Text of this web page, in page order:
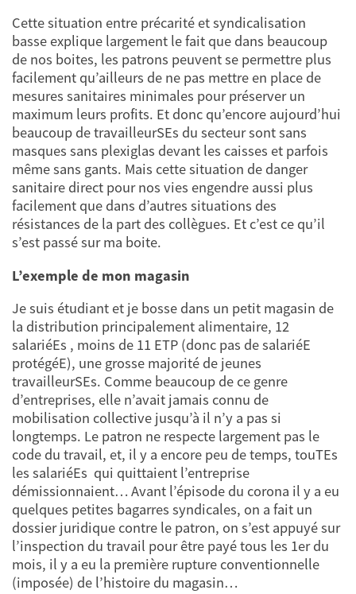
Cette situation entre précarité et syndicalisation
basse explique largement le fait que dans beaucoup
de nos boites, les patrons peuvent se permettre plus
facilement qu’ailleurs de ne pas mettre en place de
mesures sanitaires minimales pour préserver un
maximum leurs profits. Et donc qu’encore aujourd’hui
beaucoup de travailleurSEs du secteur sont sans
masques sans plexiglas devant les caisses et parfois
même sans gants. Mais cette situation de danger
sanitaire direct pour nos vies engendre aussi plus
facilement que dans d’autres situations des
résistances de la part des collègues. Et c’est ce qu’il
s’est passé sur ma boite.
L’exemple de mon magasin
Je suis étudiant et je bosse dans un petit magasin de
la distribution principalement alimentaire, 12
salariéEs , moins de 11 ETP (donc pas de salariéE
protégéE), une grosse majorité de jeunes
travailleurSEs. Comme beaucoup de ce genre
d’entreprises, elle n’avait jamais connu de
mobilisation collective jusqu’à il n’y a pas si
longtemps. Le patron ne respecte largement pas le
code du travail, et, il y a encore peu de temps, touTEs
les salariéEs qui quittaient l’entreprise
démissionnaient… Avant l’épisode du corona il y a eu
quelques petites bagarres syndicales, on a fait un
dossier juridique contre le patron, on s’est appuyé sur
l’inspection du travail pour être payé tous les 1er du
mois, il y a eu la première rupture conventionnelle
(imposée) de l’histoire du magasin…